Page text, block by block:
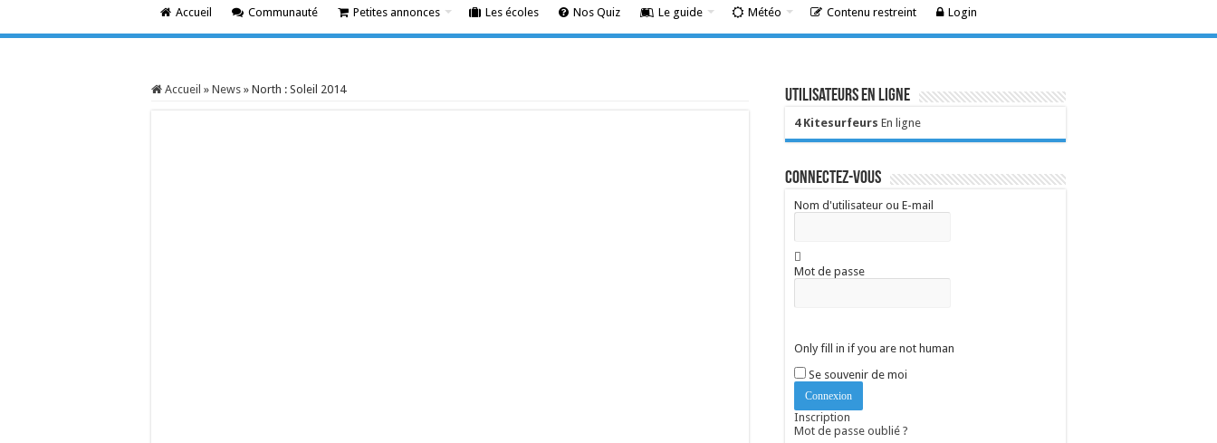
Accueil Communauté Petites annonces Les écoles Nos Quiz Le guide Météo Contenu restreint Login
Accueil » News » North : Soleil 2014 Utilisateurs en ligne
4 Kitesurfeurs En ligne
Connectez-vous
Nom d'utilisateur ou E-mail
Mot de passe
Only fill in if you are not human
Se souvenir de moi
Inscription
Mot de passe oublié ?